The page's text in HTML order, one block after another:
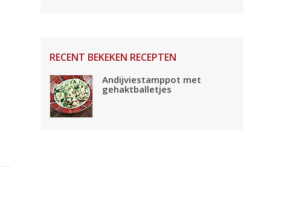
RECENT BEKEKEN RECEPTEN
Andijviestamppot met
gehaktballetjes